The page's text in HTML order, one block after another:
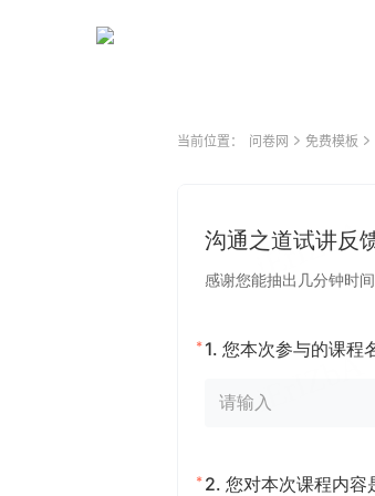
当前位置： 问卷网 免费模板